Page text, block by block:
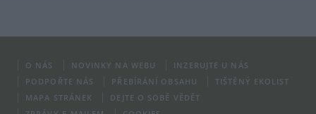
O NÁS NOVINKY NA WEBU
INZERUJTE U NÁS
PODPOŘTE NÁS
PŘEBÍRÁNÍ OBSAHU
TIŠTĚNÝ EKOLIST
MAPA STRÁNEK
DEJTE O SOBĚ VĚDĚT